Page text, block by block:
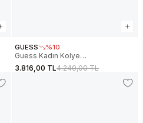
GUESS %10
Guess Kadın Kolye
JGUJUBN05526JWYGTU
3.816,00 TL4.240,00 TL